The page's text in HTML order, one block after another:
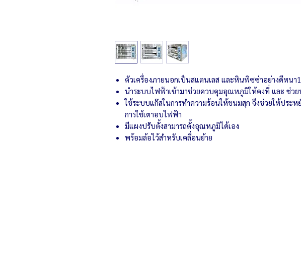
ตัวเครื่องภายนอกเป็นสแตนเลส และหินพิซซ่าอย่างดีหนา
นำระบบไฟฟ้าเข้ามาช่วยควบคุมอุณหภูมิให้คงที่ และ ช่วย
ใช้ระบบแก๊สในการทำความร้อนให้ขนมสุก จึงช่วยให้ประห
การใช้เตาอบไฟฟ้า
มีแผงปรับตั้งสามารถตั้งอุณหภูมิได้เอง
พร้อมล้อไว้สำหรับเคลื่อนย้าย